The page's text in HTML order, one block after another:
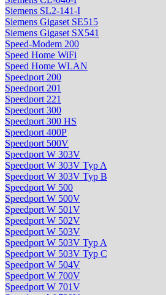
Siemens SL2-141-I
Siemens Gigaset SE515
Siemens Gigaset SX541
Speed-Modem 200
Speed Home WiFi
Speed Home WLAN
Speedport 200
Speedport 201
Speedport 221
Speedport 300
Speedport 300 HS
Speedport 400P
Speedport 500V
Speedport W 303V
Speedport W 303V Typ A
Speedport W 303V Typ B
Speedport W 500
Speedport W 500V
Speedport W 501V
Speedport W 502V
Speedport W 503V
Speedport W 503V Typ A
Speedport W 503V Typ C
Speedport W 504V
Speedport W 700V
Speedport W 701V